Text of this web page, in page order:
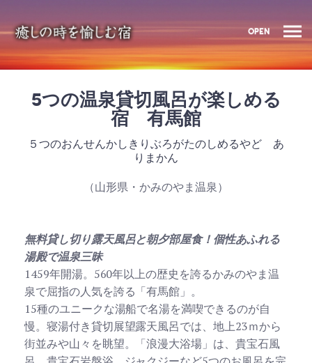
OPEN
5つの温泉貸切風呂が楽しめる
宿 有馬館
５つのおんせんかしきりぶろがたのしめるやど あ
りまかん
（山形県・かみのやま温泉）
無料貸し切り露天風呂と朝夕部屋食！個性あふれる
湯殿で温泉三昧
1459年開湯。560年以上の歴史を誇るかみのやま温
泉で屈指の人気を誇る「有馬館」。
15種のユニークな湯船で名湯を満喫できるのが自
慢。寝湯付き貸切展望露天風呂では、地上23ｍから
街並みや山々を眺望。「浪漫大浴場」は、貴宝石風